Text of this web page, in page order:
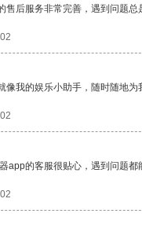
售后服务非常完善，遇到问题总
像我的娱乐小助手，随时随地为
app的客服很贴心，遇到问题都